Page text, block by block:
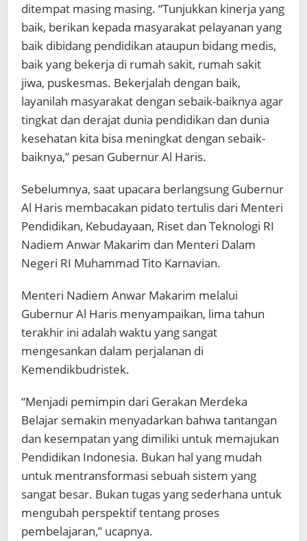
ditempat masing masing. “Tunjukkan kinerja yang
baik, berikan kepada masyarakat pelayanan yang
baik dibidang pendidikan ataupun bidang medis,
baik yang bekerja di rumah sakit, rumah sakit
jiwa, puskesmas. Bekerjalah dengan baik,
layanilah masyarakat dengan sebaik-baiknya agar
tingkat dan derajat dunia pendidikan dan dunia
kesehatan kita bisa meningkat dengan sebaik-
baiknya,” pesan Gubernur Al Haris.
Sebelumnya, saat upacara berlangsung Gubernur
Al Haris membacakan pidato tertulis dari Menteri
Pendidikan, Kebudayaan, Riset dan Teknologi RI
Nadiem Anwar Makarim dan Menteri Dalam
Negeri RI Muhammad Tito Karnavian.
Menteri Nadiem Anwar Makarim melalui
Gubernur Al Haris menyampaikan, lima tahun
terakhir ini adalah waktu yang sangat
mengesankan dalam perjalanan di
Kemendikbudristek.
“Menjadi pemimpin dari Gerakan Merdeka
Belajar semakin menyadarkan bahwa tantangan
dan kesempatan yang dimiliki untuk memajukan
Pendidikan Indonesia. Bukan hal yang mudah
untuk mentransformasi sebuah sistem yang
sangat besar. Bukan tugas yang sederhana untuk
mengubah perspektif tentang proses
pembelajaran,” ucapnya.